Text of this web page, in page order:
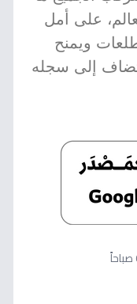
على أمل
ويمنح
إلى سجله